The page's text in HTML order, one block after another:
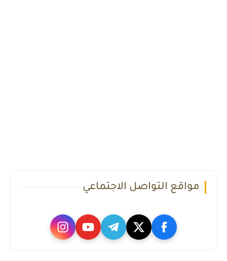
مواقع التواصل الاجتماعي